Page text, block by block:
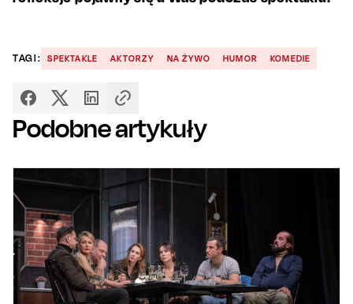
TAGI: SPEKTAKLE AKTORZY NA ŻYWO HUMOR KOMEDIE
Podobne artykuły